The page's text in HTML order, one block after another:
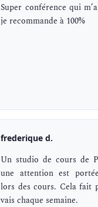
Super conférence qui
je recommande à 100%
frederique d.
Un studio de cours de
une attention est
lors des cours. Cela fait
vais chaque semaine.